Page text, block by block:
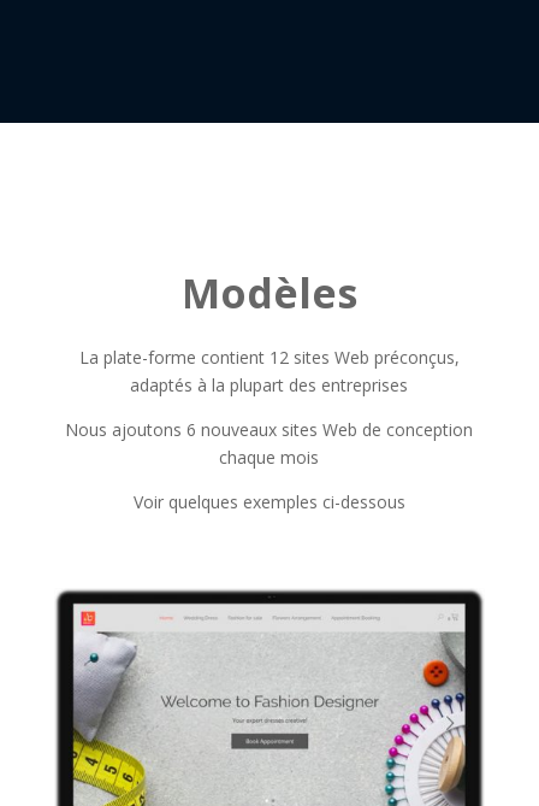
Modèles
La plate-forme contient 12 sites Web préconçus,
adaptés à la plupart des entreprises
Nous ajoutons 6 nouveaux sites Web de conception
chaque mois
Voir quelques exemples ci-dessous